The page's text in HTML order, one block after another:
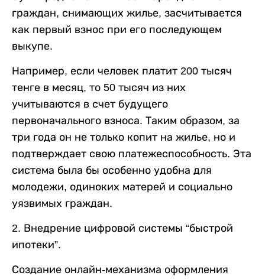
граждан, снимающих жилье, засчитывается
как первый взнос при его последующем
выкупе.
Например, если человек платит 200 тысяч
тенге в месяц, то 50 тысяч из них
учитываются в счет будущего
первоначального взноса. Таким образом, за
три года он не только копит на жилье, но и
подтверждает свою платежеспособность. Эта
система была бы особенно удобна для
молодежи, одиноких матерей и социально
уязвимых граждан.
2. Внедрение цифровой системы “быстрой
ипотеки”.
Создание онлайн-механизма оформления